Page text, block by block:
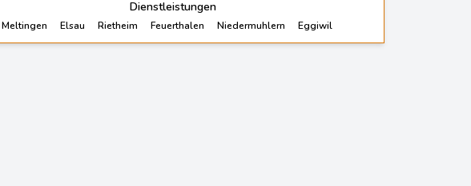
Dienstleistungen
Meltingen Elsau Rietheim Feuerthalen Niedermuhlern Eggiwil